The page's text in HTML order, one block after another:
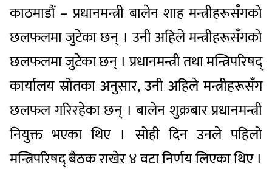
काठमाडौं – प्रधानमन्त्री बालेन शाह मन्त्रीहरूसँगको
छलफलमा जुटेका छन् । उनी अहिले मन्त्रीहरूसँगको
छलफलमा जुटेका छन् । प्रधानमन्त्री तथा मन्त्रिपरिषद्
कार्यालय स्रोतका अनुसार, उनी अहिले मन्त्रीहरूसँग
छलफल गरिरहेका छन् । बालेन शुक्रबार प्रधानमन्त्री
नियुक्त भएका थिए । सोही दिन उनले पहिलो
मन्त्रिपरिषद् बैठक राखेर ४ वटा निर्णय लिएका थिए ।